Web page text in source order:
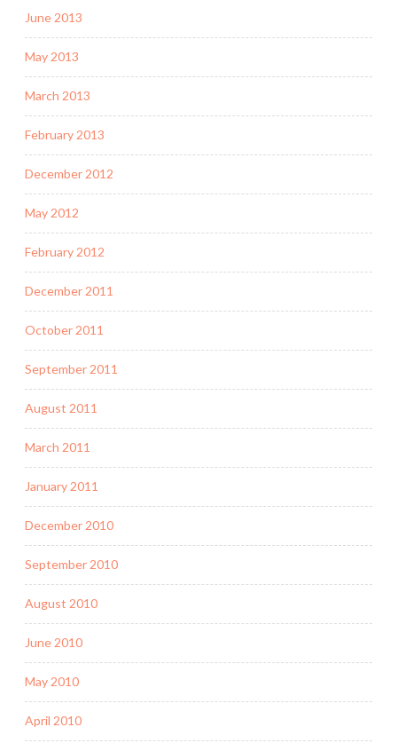
June 2013
May 2013
March 2013
February 2013
December 2012
May 2012
February 2012
December 2011
October 2011
September 2011
August 2011
March 2011
January 2011
December 2010
September 2010
August 2010
June 2010
May 2010
April 2010